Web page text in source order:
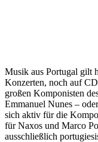
Musik aus Portugal gilt
Konzerten, noch auf
großen Komponisten
Emmanuel Nunes –
sich aktiv für die
für Naxos und Marco
ausschließlich